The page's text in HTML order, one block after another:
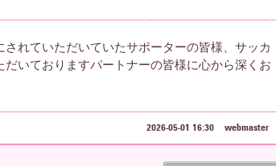
れていただいていたサポーターの皆様、サッカ
いておりますパートナーの皆様に心から深くお
2026-05-01 16:30 webmaster